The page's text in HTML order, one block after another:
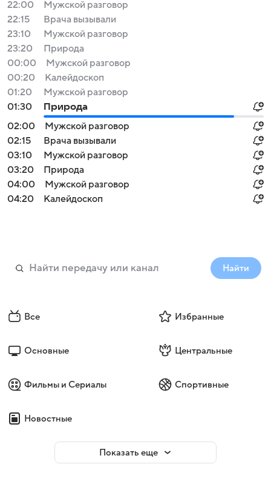
22:00
Мужской разговор
22:15
Врача вызывали
23:10
Мужской разговор
23:20
Природа
00:00
Мужской разговор
00:20
Калейдоскоп
01:20
Мужской разговор
01:30
Природа
02:00
Мужской разговор
02:15
Врача вызывали
03:10
Мужской разговор
03:20
Природа
04:00
Мужской разговор
04:20
Калейдоскоп
Найти
Все Избранные
Основные Центральные
Фильмы и Сериалы Спортивные
Новостные
Показать еще